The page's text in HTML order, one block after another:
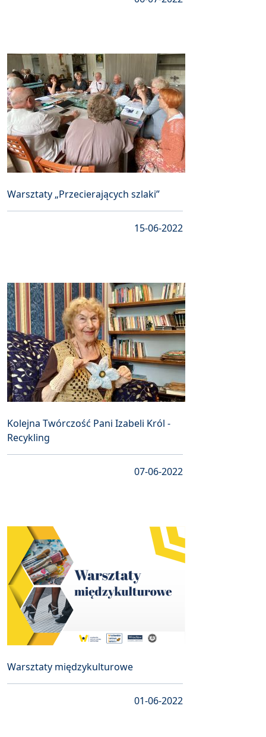
Warsztaty „Przecierających szlaki”
15-06-2022
Kolejna Twórczość Pani Izabeli Król -
Recykling
07-06-2022
Warsztaty międzykulturowe
01-06-2022